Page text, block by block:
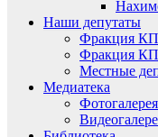
Наши депутаты
Фракция
Фракция
Местные
Медиатека
Фотогалерея